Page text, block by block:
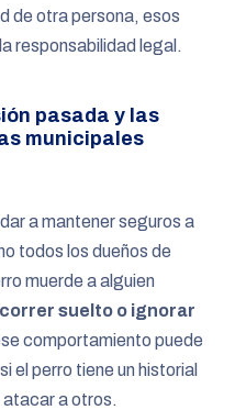
de otra persona, esos
responsabilidad legal.
pasada y las
municipales
a mantener seguros a
todos los dueños de
muerde a alguien
suelto o ignorar
comportamiento puede
el perro tiene un historial
atacar a otros.